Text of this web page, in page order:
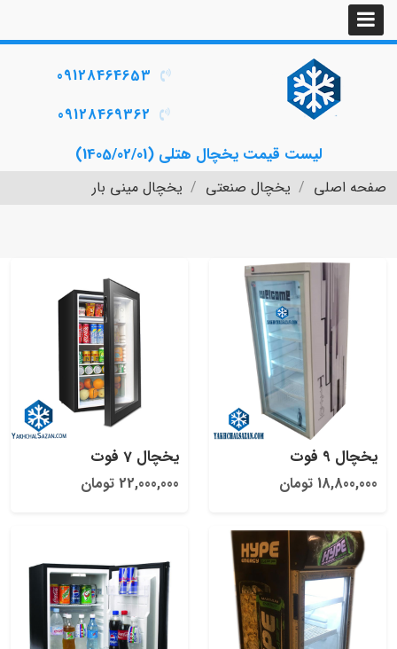
لیست قیمت یخچال هتلی (1405/02/01)
09128464653
09128469362
صفحه اصلی یخچال صنعتی یخچال مینی بار
یخچال 9 فوت
18,800,000 تومان
یخچال 7 فوت
22,000,000 تومان